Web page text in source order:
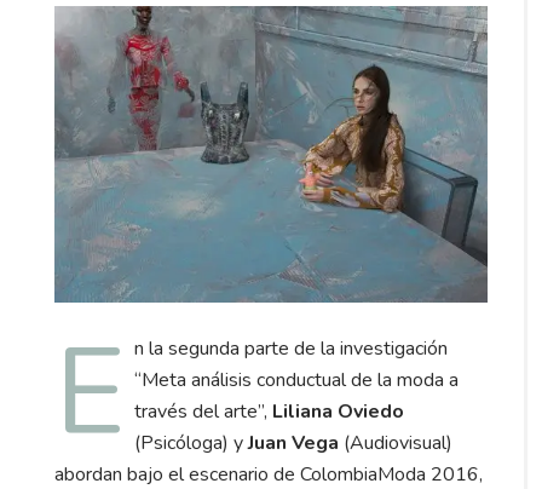
E n la segunda parte de la investigación
“Meta análisis conductual de la moda a
través del arte”, Liliana Oviedo
(Psicóloga) yJuan Vega (Audiovisual)
abordan bajo el escenario de ColombiaModa 2016,